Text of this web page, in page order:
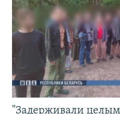
"Задерживали